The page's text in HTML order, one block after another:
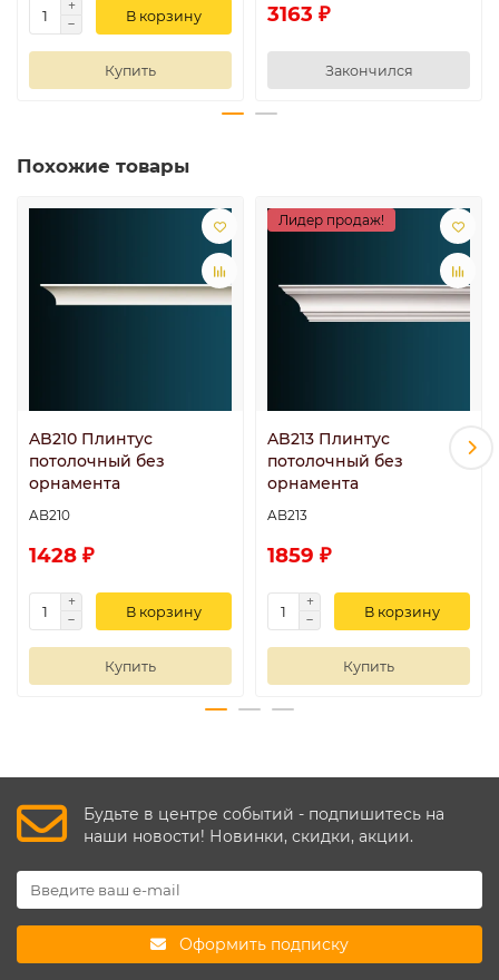
В корзину
Купить
3163 ₽
Закончился
Похожие товары
AB210 Плинтус
потолочный без
орнамента
AB210
1428 ₽
В корзину
Купить
Лидер продаж!
AB213 Плинтус
потолочный без
орнамента
AB213
1859 ₽
В корзину
Купить
Будьте в центре событий - подпишитесь на
наши новости! Новинки, скидки, акции.
Оформить подписку